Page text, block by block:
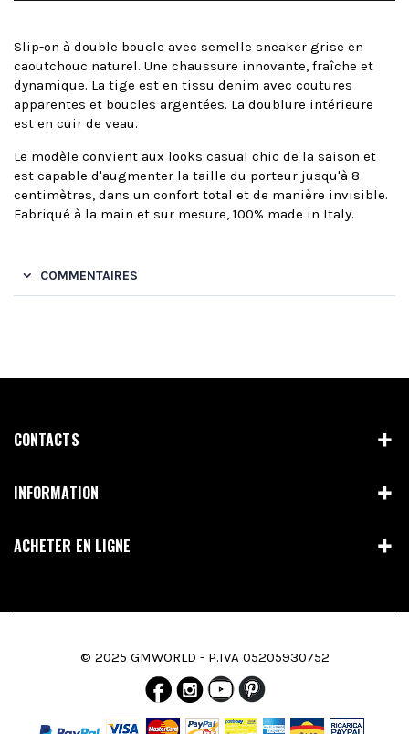
Slip-on à double boucle avec semelle sneaker grise en
caoutchouc naturel. Une chaussure innovante, fraîche et
dynamique. La tige est en tissu denim avec coutures
apparentes et boucles argentées. La doublure intérieure
est en cuir de veau.
Le modèle convient aux looks casual chic de la saison et
est capable d'augmenter la taille du porteur jusqu'à 8
centimètres, dans un confort total et de manière invisible.
Fabriqué à la main et sur mesure, 100% made in Italy.
COMMENTAIRES
CONTACTS
INFORMATION
ACHETER EN LIGNE
© 2025 GMWORLD - P.IVA 05205930752